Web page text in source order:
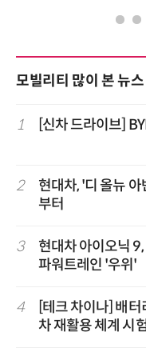
모빌리티 많이 본 뉴스
1 [신차 드라이브]
2
현대차, '디 올뉴
부터
3
현대차 아이오닉
파워트레인 '우위'
4
[테크 차이나] 배
차 재활용 체계 시